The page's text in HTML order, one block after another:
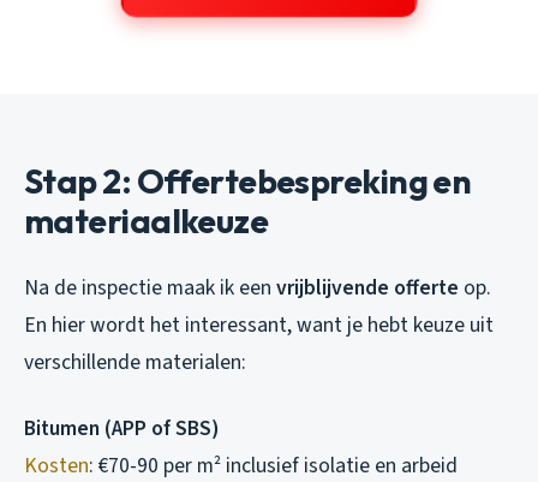
Stap 2: Offertebespreking en
materiaalkeuze
Na de inspectie maak ik een vrijblijvende offerte op.
En hier wordt het interessant, want je hebt keuze uit
verschillende materialen:
Bitumen (APP of SBS)
Kosten: €70-90 per m² inclusief isolatie en arbeid